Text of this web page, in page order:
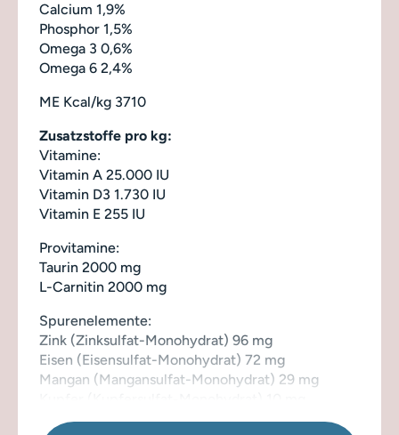
Calcium 1,9%
Phosphor 1,5%
Omega 3 0,6%
Omega 6 2,4%
ME Kcal/kg 3710
Zusatzstoffe pro kg:
Vitamine:
Vitamin A 25.000 IU
Vitamin D3 1.730 IU
Vitamin E 255 IU
Provitamine:
Taurin 2000 mg
L-Carnitin 2000 mg
Spurenelemente:
Zink (Zinksulfat-Monohydrat) 96 mg
Eisen (Eisensulfat-Monohydrat) 72 mg
Mangan (Mangansulfat-Monohydrat) 29 mg
Jod (Calciumjodat) 3,7 mg